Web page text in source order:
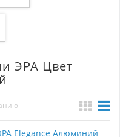
ЭРА Цвет
Elegance Алюминий